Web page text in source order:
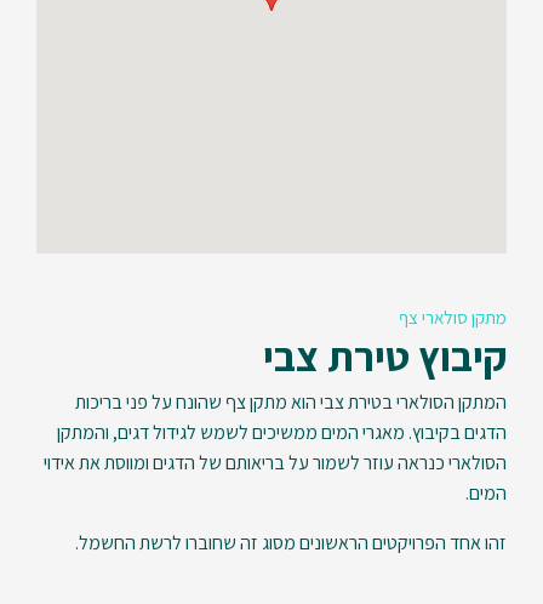
מתקן סולארי צף
קיבוץ טירת צבי
המתקן הסולארי בטירת צבי הוא מתקן צף שהונח על פני בריכות
הדגים בקיבוץ. מאגרי המים ממשיכים לשמש לגידול דגים, והמתקן
הסולארי כנראה עוזר לשמור על בריאותם של הדגים ומווסת את אידוי
המים.
זהו אחד הפרויקטים הראשונים מסוג זה שחוברו לרשת החשמל.